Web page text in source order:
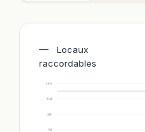
Locaux
raccordables
152
228
304
380